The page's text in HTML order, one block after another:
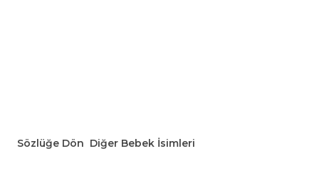
Sözlüğe Dön Diğer Bebek İsimleri